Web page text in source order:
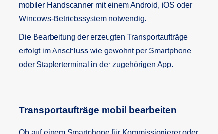
mobiler Handscanner mit einem Android, iOS oder
Windows-Betriebssystem notwendig.
Die Bearbeitung der erzeugten Transportaufträge
erfolgt im Anschluss wie gewohnt per Smartphone
oder Staplerterminal in der zugehörigen App.
Transportaufträge mobil bearbeiten